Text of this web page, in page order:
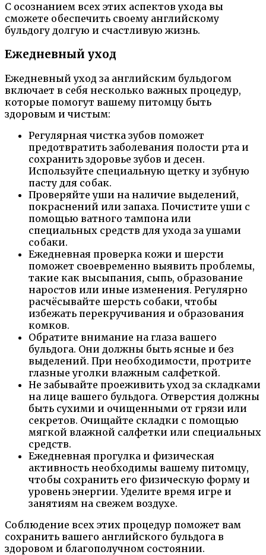
С осознанием всех этих аспектов ухода вы
сможете обеспечить своему английскому
бульдогу долгую и счастливую жизнь.
Ежедневный уход
Ежедневный уход за английским бульдогом
включает в себя несколько важных процедур,
которые помогут вашему питомцу быть
здоровым и чистым:
Регулярная чистка зубов поможет
предотвратить заболевания полости рта и
сохранить здоровье зубов и десен.
Используйте специальную щетку и зубную
пасту для собак.
Проверяйте уши на наличие выделений,
покраснений или запаха. Почистите уши с
помощью ватного тампона или
специальных средств для ухода за ушами
собаки.
Ежедневная проверка кожи и шерсти
поможет своевременно выявить проблемы,
такие как высыпания, сыпь, образование
наростов или иные изменения. Регулярно
расчёсывайте шерсть собаки, чтобы
избежать перекручивания и образования
комков.
Обратите внимание на глаза вашего
бульдога. Они должны быть ясные и без
выделений. При необходимости, протрите
глазные уголки влажным салфеткой.
Не забывайте проеживить уход за складками
на лице вашего бульдога. Отверстия должны
быть сухими и очищенными от грязи или
секретов. Очищайте складки с помощью
мягкой влажной салфетки или специальных
средств.
Ежедневная прогулка и физическая
активность необходимы вашему питомцу,
чтобы сохранить его физическую форму и
уровень энергии. Уделите время игре и
занятиям на свежем воздухе.
Соблюдение всех этих процедур поможет вам
сохранить вашего английского бульдога в
здоровом и благополучном состоянии.